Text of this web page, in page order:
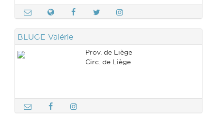
BLUGE Valérie
Prov. de Liège
Circ. de Liège